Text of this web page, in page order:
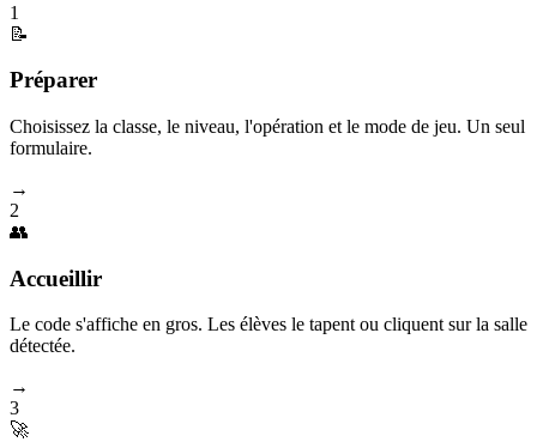
1
📝
Préparer
Choisissez la classe, le niveau, l'opération et le mode de jeu. Un seul
formulaire.
→
2
👥
Accueillir
Le code s'affiche en gros. Les élèves le tapent ou cliquent sur la salle
détectée.
→
3
🚀